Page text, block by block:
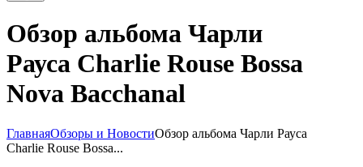
Обзор альбома Чарли
Рауса Charlie Rouse Bossa
Nova Bacchanal
ГлавнаяОбзоры и НовостиОбзор альбома Чарли Рауса
Charlie Rouse Bossa...